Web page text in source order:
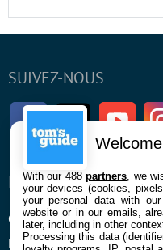
SUIVEZ-NOUS
FacebookTwitter
ENTREPRISE
Qui sommes nous
Mentions légales et CGU
Welcome
With our 488partners , we
your devices (cookies,
your personal data with
website or in our emails,
later, including in other
Processing this data